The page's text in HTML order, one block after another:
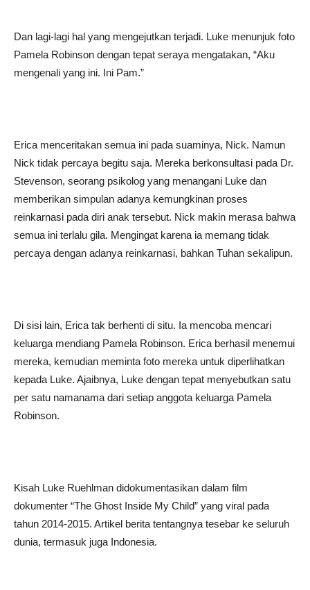
Dan lagi-lagi hal yang mengejutkan terjadi. Luke menunjuk foto
Pamela Robinson dengan tepat seraya mengatakan, “Aku
mengenali yang ini. Ini Pam.”
Erica menceritakan semua ini pada suaminya, Nick. Namun
Nick tidak percaya begitu saja. Mereka berkonsultasi pada Dr.
Stevenson, seorang psikolog yang menangani Luke dan
memberikan simpulan adanya kemungkinan proses
reinkarnasi pada diri anak tersebut. Nick makin merasa bahwa
semua ini terlalu gila. Mengingat karena ia memang tidak
percaya dengan adanya reinkarnasi, bahkan Tuhan sekalipun.
Di sisi lain, Erica tak berhenti di situ. Ia mencoba mencari
keluarga mendiang Pamela Robinson. Erica berhasil menemui
mereka, kemudian meminta foto mereka untuk diperlihatkan
kepada Luke. Ajaibnya, Luke dengan tepat menyebutkan satu
per satu namanama dari setiap anggota keluarga Pamela
Robinson.
Kisah Luke Ruehlman didokumentasikan dalam film
dokumenter “The Ghost Inside My Child” yang viral pada
tahun 2014-2015. Artikel berita tentangnya tesebar ke seluruh
dunia, termasuk juga Indonesia.